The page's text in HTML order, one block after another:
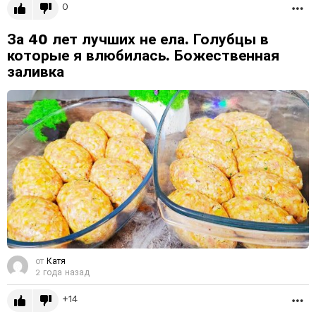
0
За 40 лет лучших не ела. Голубцы в
которые я влюбилась. Божественная
заливка
от Катя
2 года назад
14